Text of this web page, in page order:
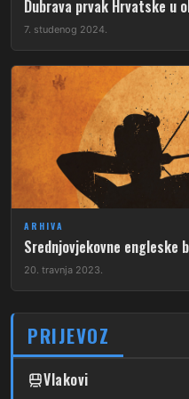
Dubrava prvak Hrvatske u
7. studenog 2024.
ARHIVA
Srednjovjekovne engleske
20. travnja 2023.
PRIJEVOZ
Vlakovi